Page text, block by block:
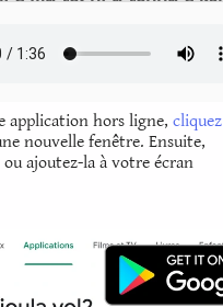
application hors ligne,
nouvelle fenêtre. Ensuite,
ajoutez-la à votre écran